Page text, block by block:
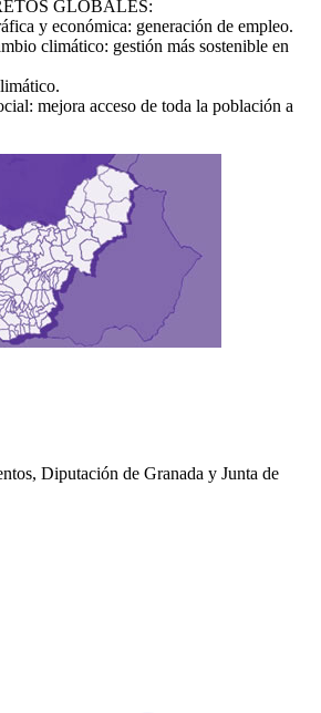
GLOBALES:
y económica: generación de empleo.
climático: gestión más sostenible en
mejora acceso de toda la población a
Diputación de Granada y Junta de
Asistente